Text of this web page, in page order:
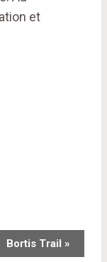
et
Bortis Trail »